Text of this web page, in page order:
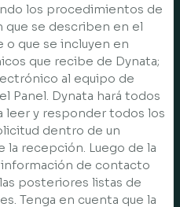
los procedimientos de
que se describen en el
que se incluyen en
que recibe de Dynata;
al equipo de
Panel. Dynata hará todos
leer y responder todos los
dentro de un
la recepción. Luego de la
información de contacto
posteriores listas de
Tenga en cuenta que la